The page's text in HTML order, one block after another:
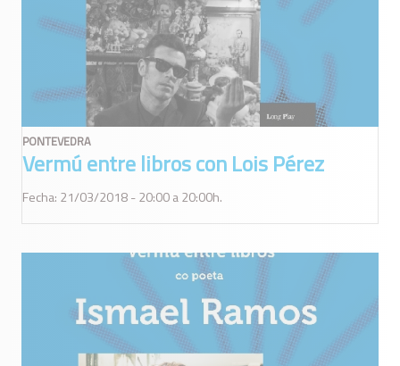
PONTEVEDRA
Vermú entre libros con Lois Pérez
Fecha: 21/03/2018 - 20:00 a 20:00h.